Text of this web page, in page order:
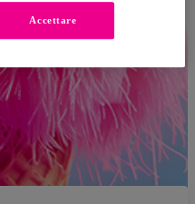
Accettare